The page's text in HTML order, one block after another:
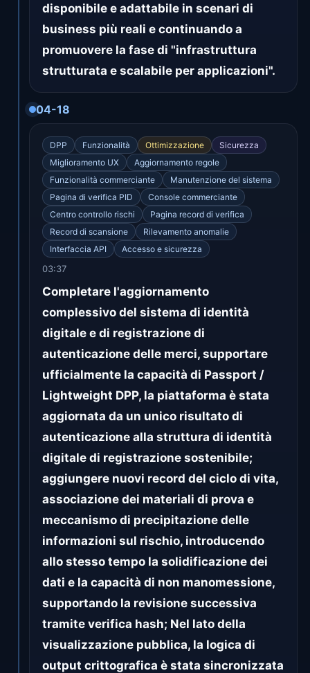
disponibile e adattabile in scenari di
business più reali e continuando a
promuovere la fase di "infrastruttura
strutturata e scalabile per applicazioni".
04-18
DPP Funzionalità Ottimizzazione
Sicurezza
Miglioramento UX
Aggiornamento regole
Funzionalità commerciante
Manutenzione del sistema
Pagina di verifica PID
Console commerciante
Centro controllo rischi
Pagina record di verifica
Record di scansione
Rilevamento anomalie
Interfaccia API
Accesso e sicurezza
03:37
Completare l'aggiornamento
complessivo del sistema di identità
digitale e di registrazione di
autenticazione delle merci, supportare
ufficialmente la capacità di Passport /
Lightweight DPP, la piattaforma è stata
aggiornata da un unico risultato di
autenticazione alla struttura di identità
digitale di registrazione sostenibile;
aggiungere nuovi record del ciclo di vita,
associazione dei materiali di prova e
meccanismo di precipitazione delle
informazioni sul rischio, introducendo
allo stesso tempo la solidificazione dei
dati e la capacità di non manomessione,
supportando la revisione successiva
tramite verifica hash; Nel lato della
visualizzazione pubblica, la logica di
output crittografica è stata sincronizzata